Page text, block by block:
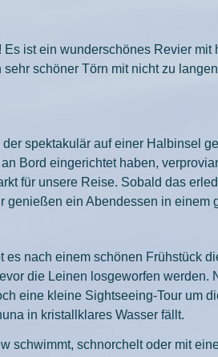
Es ist ein wunderschönes Revier mit
sehr schöner Törn mit nicht zu
spektakulär auf einer Halbinsel
Bord eingerichtet haben,
für unsere Reise. Sobald das
genießen ein Abendessen in einem
es nach einem schönen Frühstück
die Leinen losgeworfen werden.
eine kleine Sightseeing-Tour um
in kristallklares Wasser fällt.
schwimmt, schnorchelt oder mit